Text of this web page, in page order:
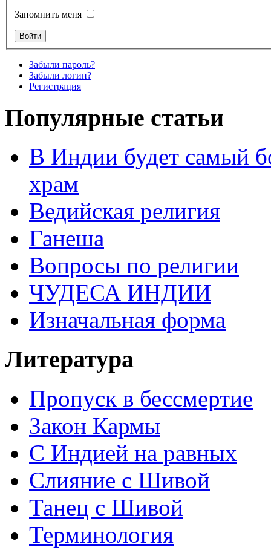
Запомнить меня
Забыли пароль?
Забыли логин?
Регистрация
Популярные статьи
В Индии будет самый
храм
Ведийская религия
Ганеша
Вопросы по религии
ЧУДЕСА ИНДИИ
Изначальная форма
Литература
Пропуск в бессмертие
Закон Кармы
С Индией на равных
Слияние с Шивой
Танец с Шивой
Терминология